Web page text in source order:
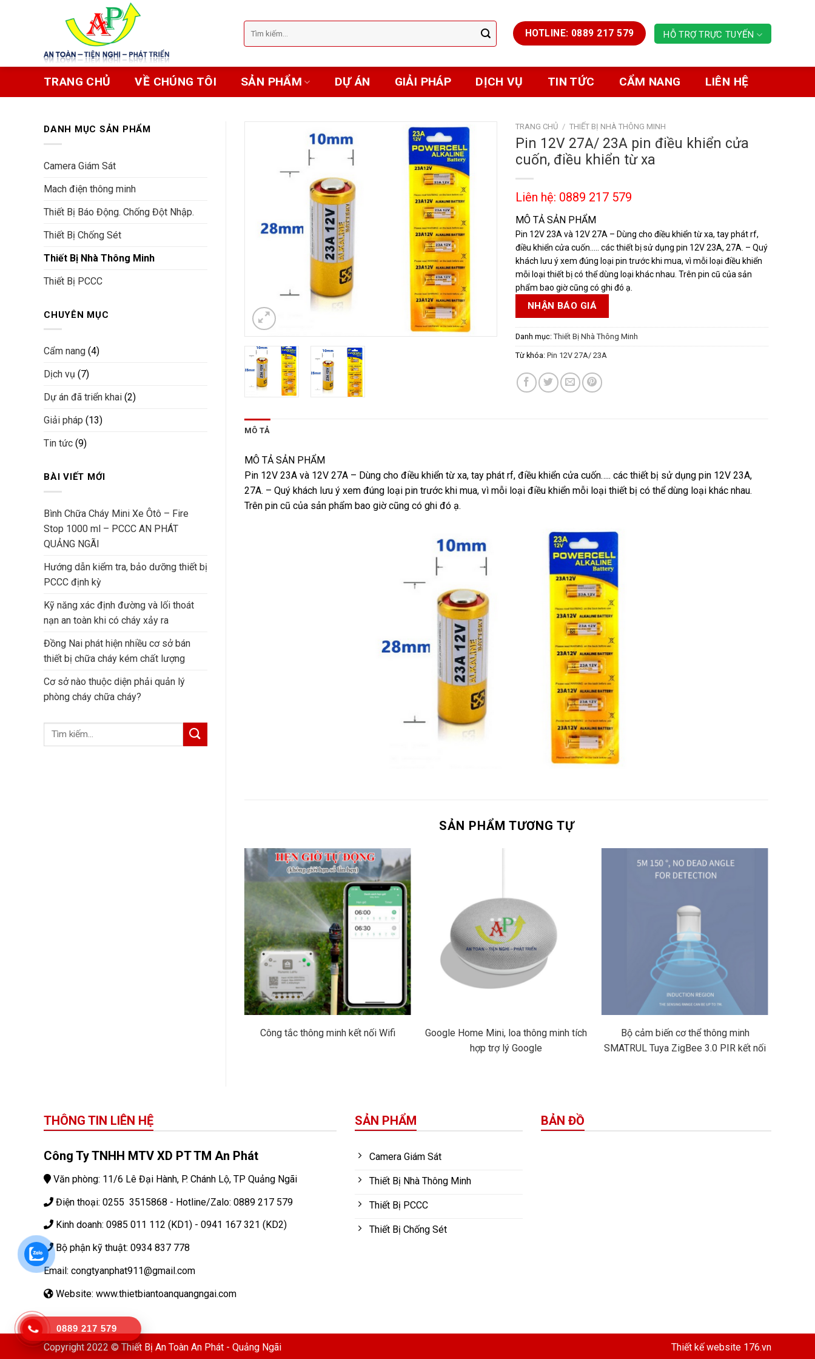
Tìm
kiếm:
HOTLINE: 0889 217 579 HỖ TRỢ TRỰC TUYẾN
TRANG CHỦ VỀ CHÚNG TÔI SẢN PHẨM DỰ ÁN GIẢI PHÁP DỊCH VỤ TIN TỨC CẨM NANG LIÊN HỆ
DANH MỤC SẢN PHẨM
Camera Giám Sát
Mach điện thông minh
Thiết Bị Báo Động. Chống Đột Nhập.
Thiết Bị Chống Sét
Thiết Bị Nhà Thông Minh
Thiết Bị PCCC
CHUYÊN MỤC
Cẩm nang (4)
Dịch vụ (7)
Dự án đã triển khai (2)
Giải pháp (13)
Tin tức (9)
BÀI VIẾT MỚI
Bình Chữa Cháy Mini Xe Ôtô – Fire
Stop 1000 ml – PCCC AN PHÁT
QUẢNG NGÃI
Hướng dẫn kiểm tra, bảo dưỡng thiết bị
PCCC định kỳ
Kỹ năng xác định đường và lối thoát
nạn an toàn khi có cháy xảy ra
Đồng Nai phát hiện nhiều cơ sở bán
thiết bị chữa cháy kém chất lượng
Cơ sở nào thuộc diện phải quản lý
phòng cháy chữa cháy?
Tìm
TRANG CHỦ / THIẾT BỊ NHÀ THÔNG MINH
Pin 12V 27A/ 23A pin điều khiển cửa
cuốn, điều khiển từ xa
Liên hệ: 0889 217 579
MÔ TẢ SẢN PHẨM
Pin 12V 23A và 12V 27A – Dùng cho điều khiển từ xa, tay phát rf,
điều khiển cửa cuốn….. các thiết bị sử dụng pin 12V 23A, 27A. – Quý
khách lưu ý xem đúng loại pin trước khi mua, vì mỗi loại điều khiển
mỗi loại thiết bị có thể dùng loại khác nhau. Trên pin cũ của sản
phẩm bao giờ cũng có ghi đó ạ.
NHẬN BÁO GIÁ
Danh mục:Thiết Bị Nhà Thông Minh
Từ khóa:Pin 12V 27A/ 23A
MÔ TẢ
MÔ TẢ SẢN PHẨM
Pin 12V 23A và 12V 27A – Dùng cho điều khiển từ xa, tay phát rf, điều khiển cửa cuốn….. các thiết bị sử dụng pin 12V 23A,
27A. – Quý khách lưu ý xem đúng loại pin trước khi mua, vì mỗi loại điều khiển mỗi loại thiết bị có thể dùng loại khác nhau.
Trên pin cũ của sản phẩm bao giờ cũng có ghi đó ạ.
SẢN PHẨM TƯƠNG TỰ
Công tắc thông minh kết nối Wifi
Google Home Mini, loa thông minh tích
hợp trợ lý Google
Bộ cảm biến cơ thể thông minh
SMATRUL Tuya ZigBee 3.0 PIR kết nối
THÔNG TIN LIÊN HỆ
Công Ty TNHH MTV XD PT TM An Phát
Văn phòng: 11/6 Lê Đại Hành, P. Chánh Lộ, TP Quảng Ngãi
Điện thoại: 0255 3515868 - Hotline/Zalo: 0889 217 579
Kinh doanh: 0985 011 112 (KD1) - 0941 167 321 (KD2)
Bộ phận kỹ thuật: 0934 837 778
Email: congtyanphat911@gmail.com
Website: www.thietbiantoanquangngai.com
SẢN PHẨM
Camera Giám Sát
Thiết Bị Nhà Thông Minh
Thiết Bị PCCC
Thiết Bị Chống Sét
BẢN ĐỒ
Thiết kế website 176.vn
Copyright 2022 © Thiết Bị An Toàn An Phát - Quảng Ngãi
0889 217 579